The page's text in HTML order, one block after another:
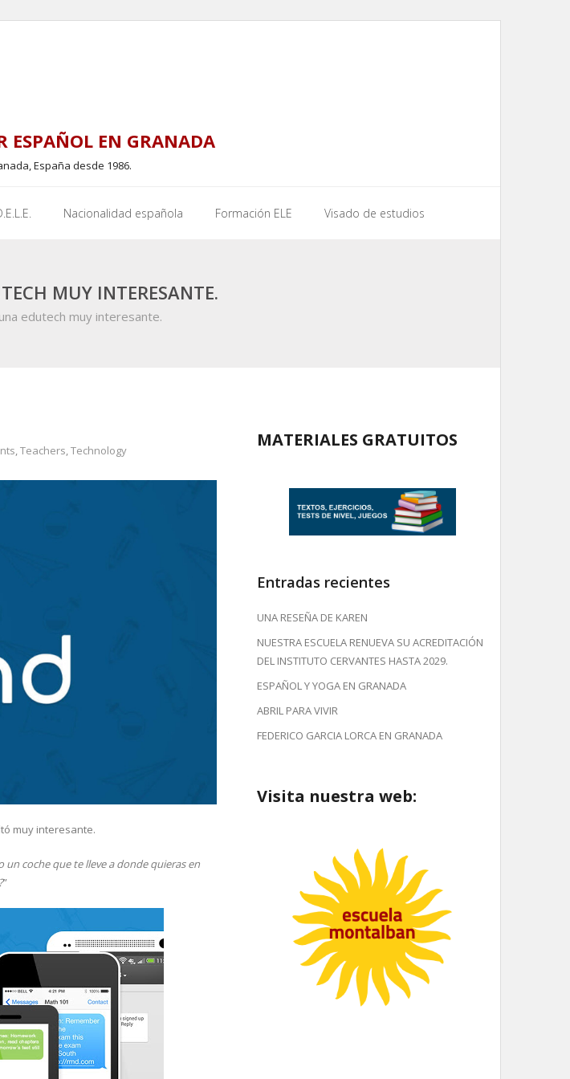
ESPAÑOL EN GRANADA
España desde 1986.
Nacionalidad española Formación ELE Visado de estudios
MUY INTERESANTE.
edutech muy interesante.
,Teachers,Technology
muy interesante.
un coche que te lleve a donde quieras en
”
MATERIALES GRATUITOS
Entradas recientes
UNA RESEÑA DE KAREN
NUESTRA ESCUELA RENUEVA SU ACREDITACIÓN
DEL INSTITUTO CERVANTES HASTA 2029.
ESPAÑOL Y YOGA EN GRANADA
ABRIL PARA VIVIR
FEDERICO GARCIA LORCA EN GRANADA
Visita nuestra web: